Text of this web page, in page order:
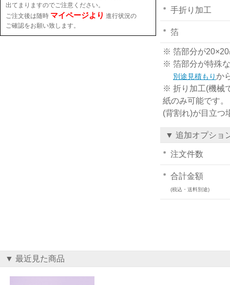
出てまりますのでご注意ください。
ご注文後は随時 マイページより 進行状況の
ご確認をお願い致します。
手折り加工
箔
※ 箔部分が20×20
※ 箔部分が特殊
別途見積もりか
※ 折り加工(機械
紙のみ可能です
(背割れ)が目立つ
▼ 追加オプショ
注文件数
合計金額
(税込・送料別途)
▼ 最近見た商品